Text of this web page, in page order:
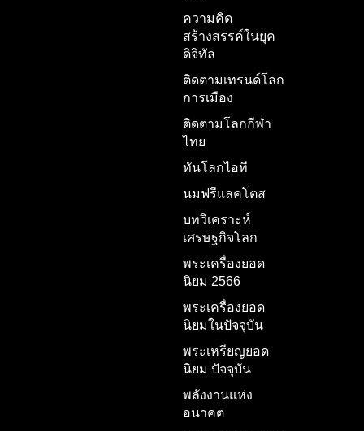
ความคิด
สร้างสรรค์ในยุค
ดิจิทัล
ติดตามเทรนด์โลก
การเมือง
ติดตามโลกกีฬา
ไทย
ทันโลกไอที
นมฟรีแลคโตส
บทวิเคราะห์
เศรษฐกิจโลก
พระเครื่องยอด
นิยม 2566
พระเครื่องยอด
นิยมในปัจจุบัน
พระเหรียญยอด
นิยม ปัจจุบัน
พลังงานแห่ง
อนาคต